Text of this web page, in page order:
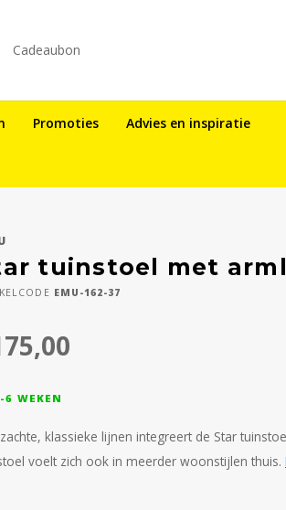
Cadeaubon
Promoties Advies en inspiratie
tuinstoel met
EMU-162-37
6 WEKEN
klassieke lijnen integreert de Star
voelt zich ook in meerder woonstijlen thuis.